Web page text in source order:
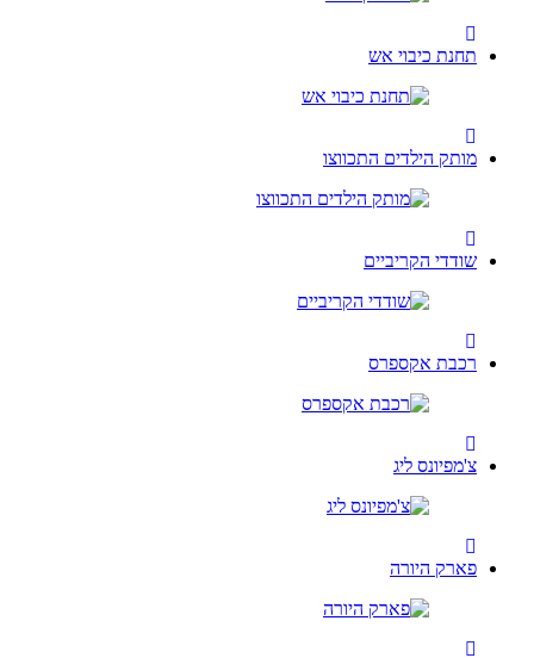
תחנת כיבוי אש
מותק הילדים התכווצו
שודדי הקריביים
רכבת אקספרס
צ'מפיונס ליג
פארק היורה